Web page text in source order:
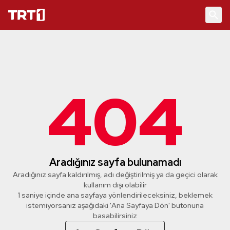
404
Aradığınız sayfa bulunamadı
Aradığınız sayfa kaldırılmış, adı değiştirilmiş ya da geçici olarak
kullanım dışı olabilir
1 saniye içinde ana sayfaya yönlendirileceksiniz, beklemek
istemiyorsanız aşağıdaki 'Ana Sayfaya Dön' butonuna
basabilirsiniz